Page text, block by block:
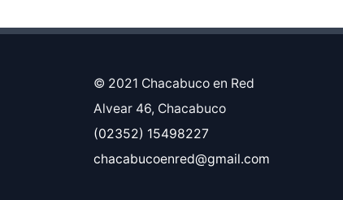
© 2021 Chacabuco en Red
Alvear 46, Chacabuco
(02352) 15498227
chacabucoenred@gmail.com